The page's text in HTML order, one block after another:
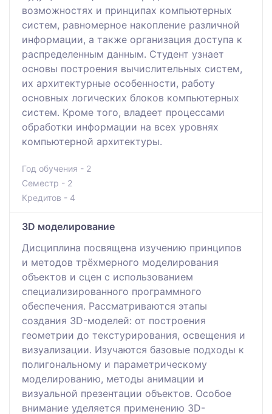
возможностях и принципах компьютерных
систем, равномерное накопление различной
информации, а также организация доступа к
распределенным данным. Студент узнает
основы построения вычислительных систем,
их архитектурные особенности, работу
основных логических блоков компьютерных
систем. Кроме того, владеет процессами
обработки информации на всех уровнях
компьютерной архитектуры.
Год обучения - 2
Семестр - 2
Кредитов - 4
3D моделирование
Дисциплина посвящена изучению принципов
и методов трёхмерного моделирования
объектов и сцен с использованием
специализированного программного
обеспечения. Рассматриваются этапы
создания 3D-моделей: от построения
геометрии до текстурирования, освещения и
визуализации. Изучаются базовые подходы к
полигональному и параметрическому
моделированию, методы анимации и
визуальной презентации объектов. Особое
внимание уделяется применению 3D-